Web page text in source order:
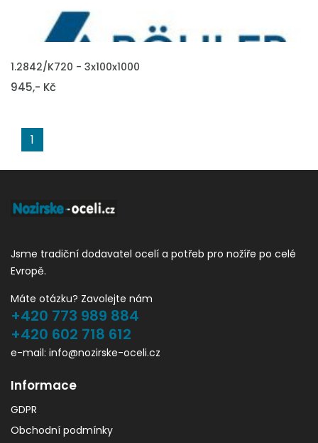
VLOŽIT DO KOŠÍKU
1.2842/K720 - 3x100x1000
945,- Kč
1
Jsme tradiční dodavatel ocelí a potřeb pro nožíře po celé
Evropě.
Máte otázku? Zavolejte nám
+420 773 989 884
+420 602 718 612
e-mail: info@nozirske-oceli.cz
Informace
GDPR
Obchodní podmínky